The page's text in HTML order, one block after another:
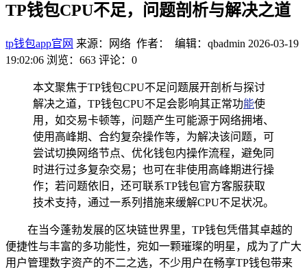
TP钱包CPU不足，问题剖析与解决之道
tp钱包app官网 来源：网络 作者： 编辑：qbadmin 2026-03-19
19:02:06 浏览：663 评论：0
本文聚焦于TP钱包CPU不足问题展开剖析与探讨
解决之道，TP钱包CPU不足会影响其正常功能使
用，如交易卡顿等，问题产生可能源于网络拥堵、
使用高峰期、合约复杂操作等，为解决该问题，可
尝试切换网络节点、优化钱包内操作流程，避免同
时进行过多复杂交易；也可在非使用高峰期进行操
作；若问题依旧，还可联系TP钱包官方客服获取
技术支持，通过一系列措施来缓解CPU不足状况。
在当今蓬勃发展的区块链世界里，TP钱包凭借其卓越的
便捷性与丰富的多功能性，宛如一颗璀璨的明星，成为了广大
用户管理数字资产的不二之选，不少用户在畅享TP钱包带来